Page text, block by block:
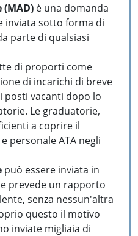
(MAD) è una domanda
inviata sotto forma di
parte di qualsiasi
di proporti come
di incarichi di breve
posti vacanti dopo lo
Le graduatorie,
a coprire il
personale ATA negli
può essere inviata in
prevede un rapporto
senza nessun'altra
questo il motivo
inviate migliaia di